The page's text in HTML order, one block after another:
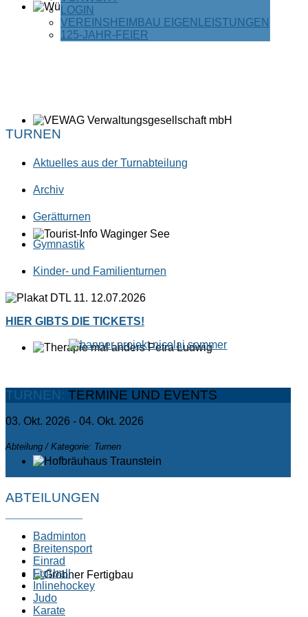
LOGIN
VEREINSHEIMBAU EIGENLEISTUNGEN
125-JAHR-FEIER
TURNEN
Aktuelles aus der Turnabteilung
Archiv
Gerätturnen
Gymnastik
Kinder- und Familienturnen
HIER GIBTS DIE TICKETS!
TURNEN: TERMINE UND EVENTS
03. Okt. 2026 -04. Okt. 2026
Abteilung / Kategorie: Turnen
ABTEILUNGEN
Badminton
Breitensport
Einrad
Fußball
Inlinehockey
Judo
Karate